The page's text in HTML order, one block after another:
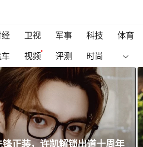
卫视 军事 科技
体育
视频 评测 时尚
走飞织鞋」！透气防滑不闷